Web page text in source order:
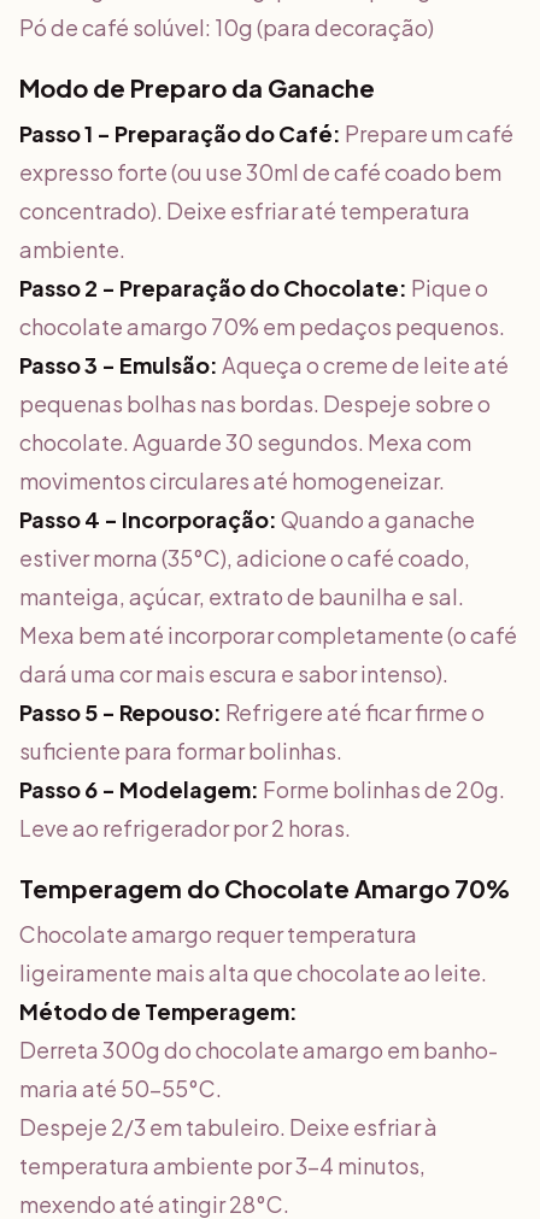
Pó de café solúvel: 10g (para decoração)
Modo de Preparo da Ganache
Passo 1 - Preparação do Café: Prepare um café
expresso forte (ou use 30ml de café coado bem
concentrado). Deixe esfriar até temperatura
ambiente.
Passo 2 - Preparação do Chocolate: Pique o
chocolate amargo 70% em pedaços pequenos.
Passo 3 - Emulsão: Aqueça o creme de leite até
pequenas bolhas nas bordas. Despeje sobre o
chocolate. Aguarde 30 segundos. Mexa com
movimentos circulares até homogeneizar.
Passo 4 - Incorporação: Quando a ganache
estiver morna (35°C), adicione o café coado,
manteiga, açúcar, extrato de baunilha e sal.
Mexa bem até incorporar completamente (o café
dará uma cor mais escura e sabor intenso).
Passo 5 - Repouso: Refrigere até ficar firme o
suficiente para formar bolinhas.
Passo 6 - Modelagem: Forme bolinhas de 20g.
Leve ao refrigerador por 2 horas.
Temperagem do Chocolate Amargo 70%
Chocolate amargo requer temperatura
ligeiramente mais alta que chocolate ao leite.
Método de Temperagem:
Derreta 300g do chocolate amargo em banho-
maria até 50-55°C.
Despeje 2/3 em tabuleiro. Deixe esfriar à
temperatura ambiente por 3-4 minutos,
mexendo até atingir 28°C.